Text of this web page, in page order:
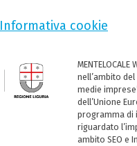
Informativa cookie
nell’ambito
medie
dell’Unione
programma di
riguardato
ambito SEO e